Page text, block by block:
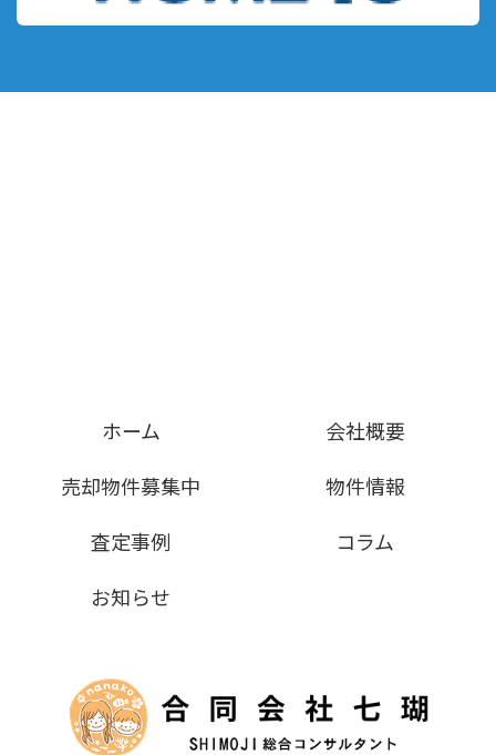
ホーム
会社概要
売却物件募集中
物件情報
査定事例
コラム
お知らせ